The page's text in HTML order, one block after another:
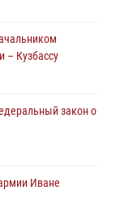
имущество
и защитили
– Кузбассу
закон о
Иване